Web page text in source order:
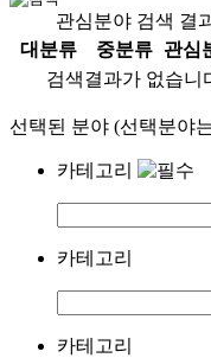
관심분야 검색 결
대분류
중분류
관심
검색결과가 없습니
선택된 분야 (선택분야
카테고리
카테고리
카테고리